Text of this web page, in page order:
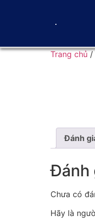
Trang chủ /
Đánh
Đánh
Chưa có
Hãy là